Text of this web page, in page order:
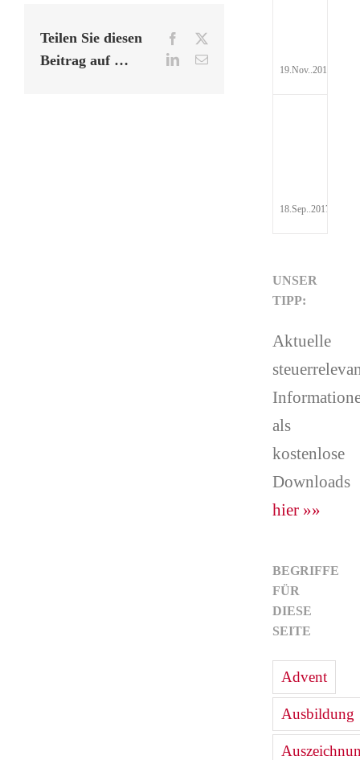
Teilen Sie diesen
Beitrag auf …
Facebook
LinkedIn
E-
19.Nov..2017
18.Sep..2017
UNSER
TIPP:
Aktuelle
als
kostenlose
Downloads
hier »»
BEGRIFFE
FÜR
DIESE
SEITE
Advent
Ausbildung